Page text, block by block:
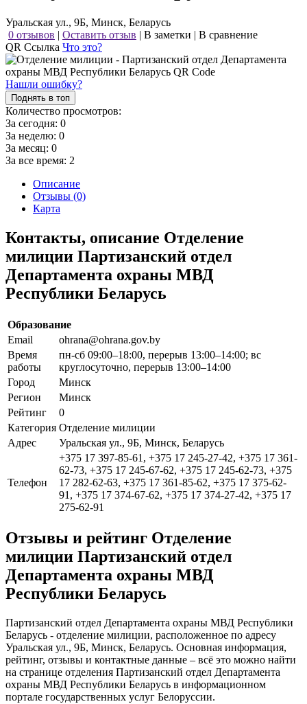
Уральская ул., 9Б, Минск, Беларусь
0 отзывов | Оставить отзыв | В заметки | В сравнение
QR Ссылка Что это?
Нашли ошибку?
Поднять в топ
Количество просмотров:
За сегодня: 0
За неделю: 0
За месяц: 0
За все время: 2
Описание
Отзывы (0)
Карта
Контакты, описание Отделение
милиции Партизанский отдел
Департамента охраны МВД
Республики Беларусь
Образование
Email
ohrana@ohrana.gov.by
Время
работы
пн-сб 09:00–18:00, перерыв 13:00–14:00; вс
круглосуточно, перерыв 13:00–14:00
Город
Минск
Регион
Минск
Рейтинг
0
Категория Отделение милиции
Адрес
Уральская ул., 9Б, Минск, Беларусь
Телефон
+375 17 397-85-61, +375 17 245-27-42, +375 17 361-
62-73, +375 17 245-67-62, +375 17 245-62-73, +375
17 282-62-63, +375 17 361-85-62, +375 17 375-62-
91, +375 17 374-67-62, +375 17 374-27-42, +375 17
275-62-91
Отзывы и рейтинг Отделение
милиции Партизанский отдел
Департамента охраны МВД
Республики Беларусь
Партизанский отдел Департамента охраны МВД Республики
Беларусь - отделение милиции, расположенное по адресу
Уральская ул., 9Б, Минск, Беларусь. Основная информация,
рейтинг, отзывы и контактные данные – всё это можно найти
на странице отделения Партизанский отдел Департамента
охраны МВД Республики Беларусь в информационном
портале государственных услуг Белоруссии.